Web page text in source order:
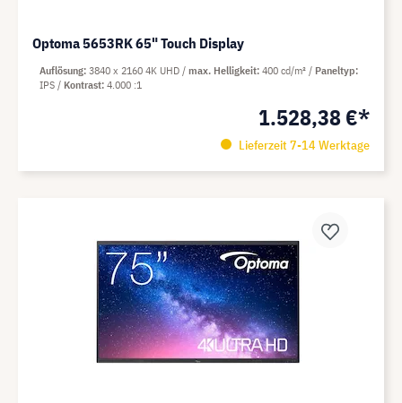
Optoma 5653RK 65" Touch Display
1.528,38 €*
Lieferzeit 7-14 Werktage
Auflösung 3840 x 2160 4K UHD max. Helligkeit 400 cd/m²
Paneltyp
IPS
Kontrast 4.000 :1